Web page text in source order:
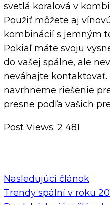
svetlá koralová v
Použiť môžete aj
kombinácií s jemným
Pokiaľ máte svoju
do vašej spálne, ale
neváhajte
navrhneme riešenie
presne podľa vašich
Post Views: 2 481
Nasledujúci článok
Trendy spální v roku